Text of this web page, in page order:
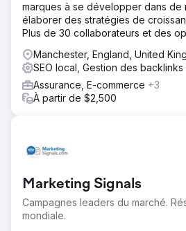
marques à se développer dans de
élaborer des stratégies de
Plus de 30 collaborateurs et des
Manchester, England, United
SEO local, Gestion des backlinks
Assurance, E-commerce +3
À partir de $2,500
Marketing Signals
Campagnes leaders du marché.
mondiale.